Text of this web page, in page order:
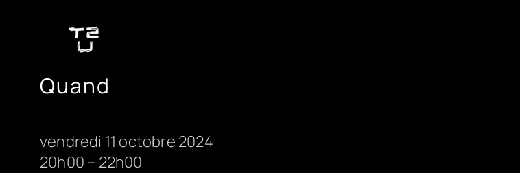
Quand
vendredi 11 octobre 2024
20h00 – 22h00